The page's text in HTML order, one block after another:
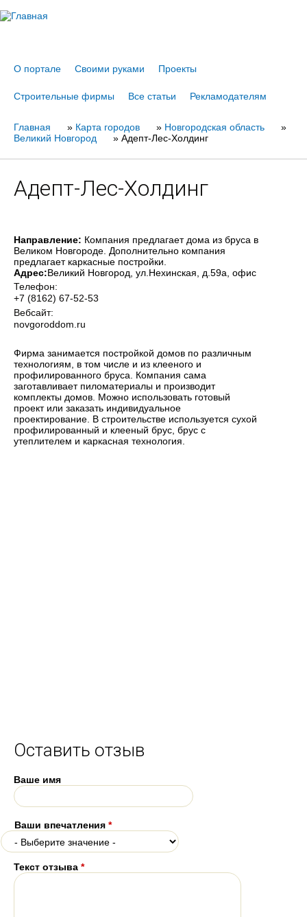
О портале Своими руками Проекты
Строительные фирмы Все статьи Рекламодателям
Вы
Главная » Карта городов » Новгородская область
»
Великий Новгород
» Адепт-Лес-Холдинг
Адепт-Лес-Холдинг
Направление: Компания предлагает дома из бруса в
Великом Новгороде. Дополнительно компания
предлагает каркасные постройки.
Адрес:Великий Новгород , ул.Нехинская, д.59а, офис
Телефон:
+7 (8162) 67-52-53
Вебсайт:
novgoroddom.ru
Фирма занимается постройкой домов по различным
технологиям, в том числе и из клееного и
профилированного бруса. Компания сама
заготавливает пиломатериалы и производит
комплекты домов. Можно использовать готовый
проект или заказать индивидуальное
проектирование. В строительстве используется сухой
профилированный и клееный брус, брус с
утеплителем и каркасная технология.
Оставить отзыв
Ваше имя
Ваши впечатления *
Текст отзыва *